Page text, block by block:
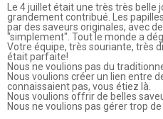
Le 4 juillet était une très très belle
grandement contribué. Les
par des saveurs originales, avec
"simplement". Tout le monde a
Votre équipe, très souriante, très
était parfaite!
Nous ne voulions pas du
Nous voulions créer un lien entre
connaissaient pas, vous étiez là.
Nous voulions offrir de belles
Nous ne voulions pas gérer trop